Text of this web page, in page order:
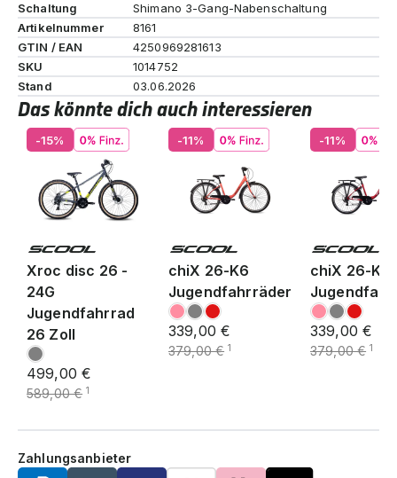
Schaltung
Shimano 3-Gang-Nabenschaltung
Artikelnummer
8161
GTIN / EAN
4250969281613
SKU
1014752
Stand
03.06.2026
Das könnte dich auch interessieren
-15%
Xroc disc 26 -
24G
Jugendfahrrad
26 Zoll
499,00 €
589,00 € 1
-11%
chiX 26-K6
Jugendfahrräder
339,00 €
379,00 € 1
-11%
chiX 26-K6
339,00 €
379,00 € 1
Zahlungsanbieter